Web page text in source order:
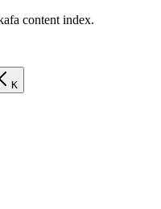
content index.
K